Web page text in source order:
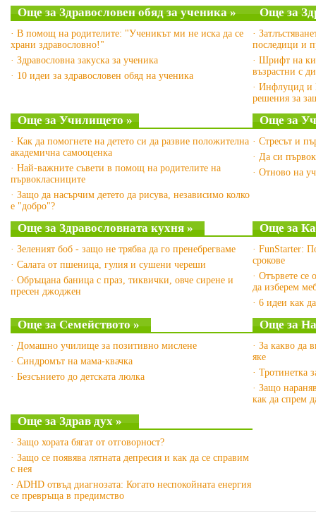
Още за Здравословен обяд за ученика »
· В помощ на родителите: "Ученикът ми не иска да се
храни здравословно!"
· Здравословна закуска за ученика
· 10 идеи за здравословен обяд на ученика
Още за
·
последици и
· Шрифт на
възрастни с
· Инфлуцид и
решения за
Още за Училището »
· Как да помогнете на детето си да развие положителна
академична самооценка
· Най-важните съвети в помощ на родителите на
първокласниците
· Защо да насърчим детето да рисува, независимо колко
е "добро"?
Още за
· Стресът и
· Да си
· Отново на
Още за Здравословната кухня »
· Зеленият боб - защо не трябва да го пренебрегваме
· Салата от пшеница, гулия и сушени череши
· Обръщана баница с праз, тиквички, овче сирене и
пресен джоджен
Още за
· FunStarter:
срокове
· Отървете се
да изберем
· 6 идеи как
Още за Семейството »
· Домашно училище за позитивно мислене
· Синдромът на мама-квачка
· Безсънието до детската люлка
Още за
· За какво да
яке
· Тротинетка
· Защо
как да спрем
Още за Здрав дух »
· Защо хората бягат от отговорност?
· Защо се появява лятната депресия и как да се справим
с нея
· ADHD отвъд диагнозата: Когато неспокойната енергия
се превръща в предимство